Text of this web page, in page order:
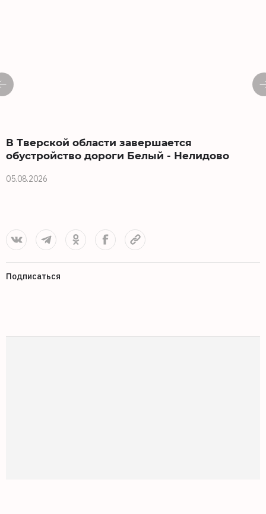
В Тверской области завершается
обустройство дороги Белый - Нелидово
05.08.2026
Подписаться